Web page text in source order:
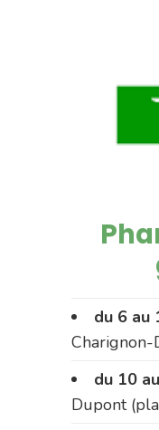
du 6 au
Charignon-
du 10
Dupont